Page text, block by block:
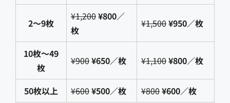
2〜9枚
¥1,200¥800／
枚
¥1,500¥950／枚
10枚〜49
枚
¥900¥650／枚 ¥1,100¥800／枚
50枚以上 ¥600¥500／枚 ¥800¥600／枚